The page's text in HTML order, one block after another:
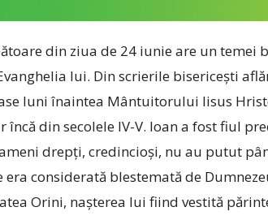
din ziua de 24 iunie are un temei
lui. Din scrierile bisericești
luni înaintea Mântuitorului Iisus
încă din secolele IV-V. Ioan a fost fiul
drepți, credincioși, nu au putut
considerată blestemată de
Orini, nașterea lui fiind vestită